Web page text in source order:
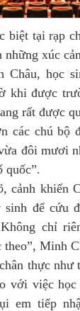
biệt tại rạp
những xúc
Châu, học
khi được
rất được
các chú bộ
đôi mươi
quốc”.
, cảnh khiến
để cứu
chỉ
Minh
thực như
với việc
em tiếp